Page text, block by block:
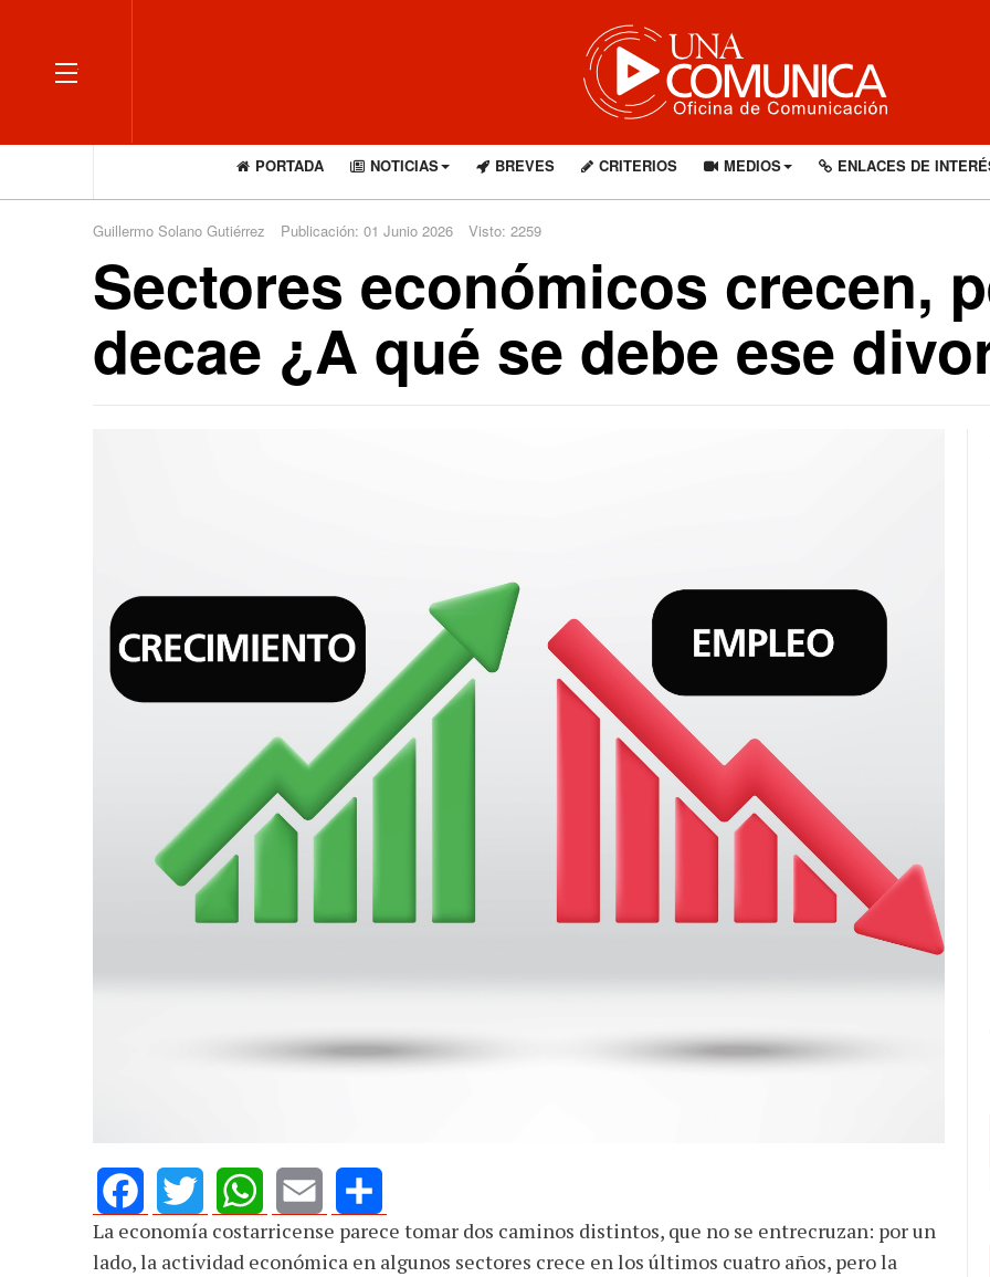
OFF CANVAS
PORTADA NOTICIAS BREVES CRITERIOS MEDIOS ENLACES DE
Guillermo Solano Gutiérrez Publicación: 01 Junio 2026 Visto: 2259
Sectores económicos crecen,
decae ¿A qué se debe ese
FacebookTwitterWhatsApp
Email Share
La economía costarricense parece tomar dos caminos distintos, que no se entrecruzan: por un
lado, la actividad económica en algunos sectores crece en los últimos cuatro años, pero la
Consejo Universitario llama a
JULIO 24, 2026
Rechazo al reparto desigual
de ganancias es mayor
cuando hubo esfuerzo